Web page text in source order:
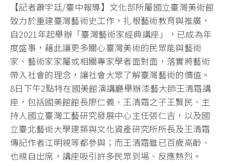
【記者蕭宇廷/臺中報導】文化部所屬國立臺灣美術館
致力於重建臺灣藝術史工作，扎根藝術教育與推廣，
自2021年起舉辦「臺灣藝術家經典講座」，已成為年
度盛事，藉此讓更多關心臺灣美術的民眾能與藝術
家、藝術家家屬或相關專家學者面對面，落實將藝術
帶入社會的理念，讓社會大眾了解臺灣藝術的價值。
8日下午2點特在國美館演講廳舉辦漆藝大師王清霜講
座，包括國美館館長廖仁義、王清霜之子王賢民、主
持人國立臺灣工藝研究發展中心主任張仁吉，以及國
立臺北藝術大學建築與文化資產研究所所長及王清霜
傳記作者江明親等都參與；而王清霜雖已百歲高齡、
也親自出席，講座吸引許多民眾到場、反應熱烈。